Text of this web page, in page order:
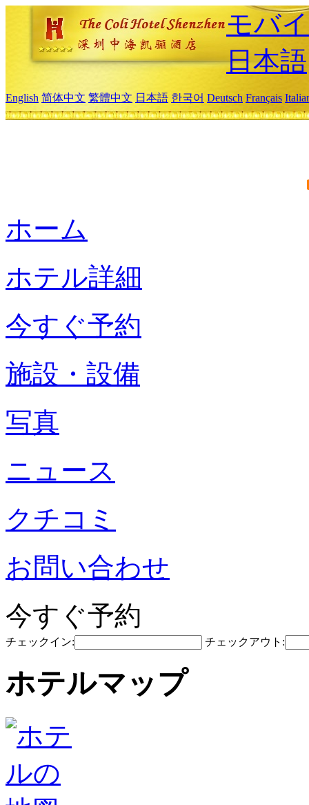
モバ
日本語
English 简体中文 繁體中文 日本語 한국어 Deutsch Français
ホーム
ホテル詳細
今すぐ予約
施設・設備
写真
ニュース
クチコミ
お問い合わせ
今すぐ予約
チェックイン: チェックアウト:
ホテルマップ